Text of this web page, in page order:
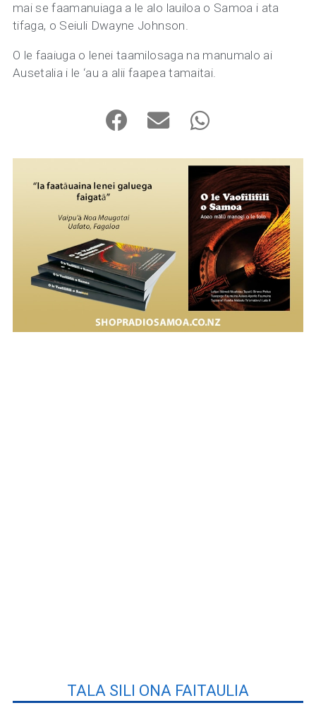
mai se faamanuiaga a le alo lauiloa o Samoa i ata
tifaga, o Seiuli Dwayne Johnson.
O le faaiuga o lenei taamilosaga na manumalo ai
Ausetalia i le ‘au a alii faapea tamaitai.
TALA SILI ONA FAITAULIA